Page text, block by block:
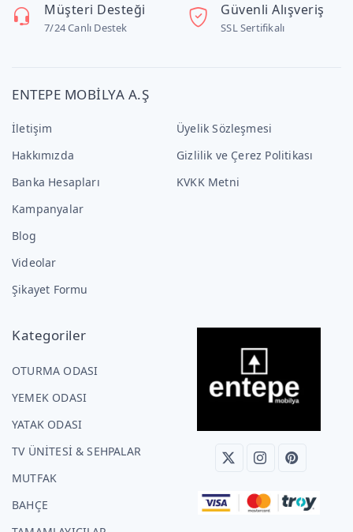
Müşteri Desteği
7/24 Canlı Destek
Güvenli Alışveriş
SSL Sertifikalı
ENTEPE MOBİLYA A.Ş
İletişim
Hakkımızda
Banka Hesapları
Kampanyalar
Blog
Videolar
Şikayet Formu
Üyelik Sözleşmesi
Gizlilik ve Çerez Politikası
KVKK Metni
Kategoriler
OTURMA ODASI
YEMEK ODASI
YATAK ODASI
TV ÜNİTESİ & SEHPALAR
MUTFAK
BAHÇE